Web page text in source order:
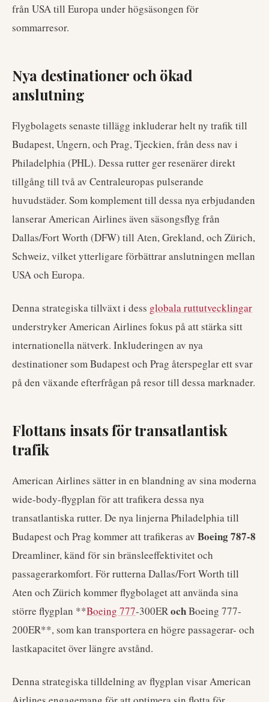
från USA till Europa under högsäsongen för
sommarresor.
Nya destinationer och ökad
anslutning
Flygbolagets senaste tillägg inkluderar helt ny trafik till
Budapest, Ungern, och Prag, Tjeckien, från dess nav i
Philadelphia (PHL). Dessa rutter ger resenärer direkt
tillgång till två av Centraleuropas pulserande
huvudstäder. Som komplement till dessa nya erbjudanden
lanserar American Airlines även säsongsflyg från
Dallas/Fort Worth (DFW) till Aten, Grekland, och Zürich,
Schweiz, vilket ytterligare förbättrar anslutningen mellan
USA och Europa.
Denna strategiska tillväxt i dess globala ruttutvecklingar
understryker American Airlines fokus på att stärka sitt
internationella nätverk. Inkluderingen av nya
destinationer som Budapest och Prag återspeglar ett svar
på den växande efterfrågan på resor till dessa marknader.
Flottans insats för transatlantisk
trafik
American Airlines sätter in en blandning av sina moderna
wide-body-flygplan för att trafikera dessa nya
transatlantiska rutter. De nya linjerna Philadelphia till
Budapest och Prag kommer att trafikeras av Boeing 787-8
Dreamliner, känd för sin bränsleeffektivitet och
passagerarkomfort. För rutterna Dallas/Fort Worth till
Aten och Zürich kommer flygbolaget att använda sina
större flygplan **Boeing 777-300ERochBoeing 777-
200ER**, som kan transportera en högre passagerar- och
lastkapacitet över längre avstånd.
Denna strategiska tilldelning av flygplan visar American